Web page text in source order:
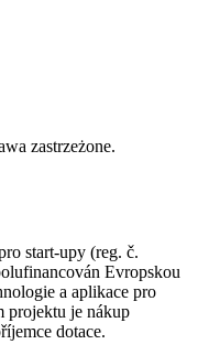
zastrzeżone.
start-upy (reg. č.
Evropskou
a aplikace pro
projektu je nákup
dotace.